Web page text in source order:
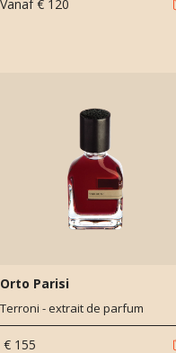
Vanaf € 120
Orto Parisi
Terroni - extrait de parfum
€ 155